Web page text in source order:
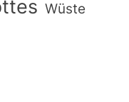
Wüste